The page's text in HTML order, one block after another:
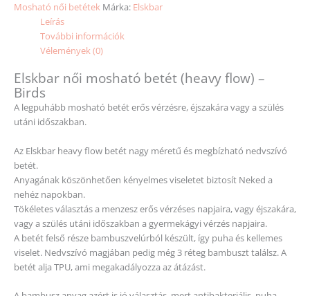
Mosható női betétek Márka: Elskbar
Leírás
További információk
Vélemények (0)
Elskbar női mosható betét (heavy flow) –
Birds
A legpuhább mosható betét erős vérzésre, éjszakára vagy a szülés
utáni időszakban.
Az Elskbar heavy flow betét nagy méretű és megbízható nedvszívó
betét.
Anyagának köszönhetően kényelmes viseletet biztosít Neked a
nehéz napokban.
Tökéletes választás a menzesz erős vérzéses napjaira, vagy éjszakára,
vagy a szülés utáni időszakban a gyermekágyi vérzés napjaira.
A betét felső része bambuszvelúrból készült, így puha és kellemes
viselet. Nedvszívó magjában pedig még 3 réteg bambuszt találsz. A
betét alja TPU, ami megakadályozza az átázást.